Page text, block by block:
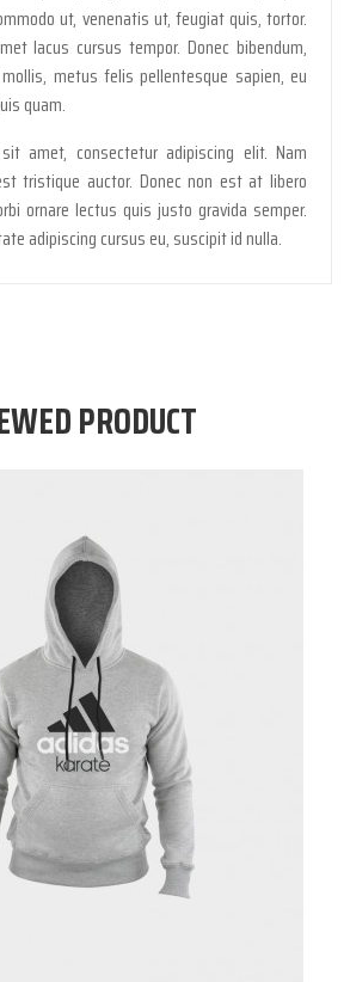
ut, venenatis ut, feugiat quis, tortor.
lacus cursus tempor. Donec bibendum,
metus felis pellentesque sapien, eu
quam.
amet, consectetur adipiscing elit. Nam
tristique auctor. Donec non est at libero
ornare lectus quis justo gravida semper.
adipiscing cursus eu, suscipit id nulla.
PRODUCT